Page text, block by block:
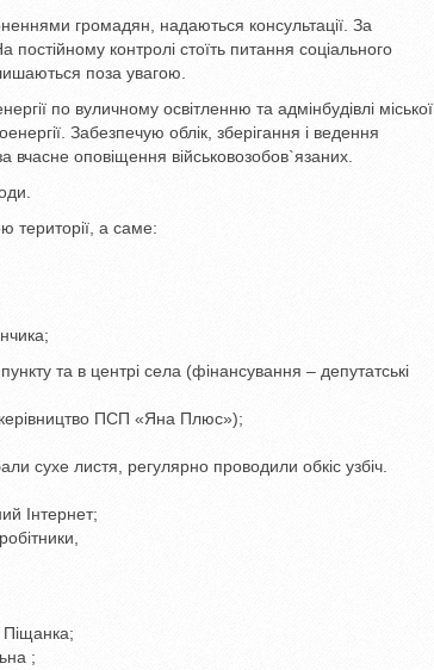
громадян, надаються консультації. За
контролі стоїть питання соціального
поза увагою.
по вуличному освітленню та адмінбудівлі міської
Забезпечую облік, зберігання і ведення
вчасне оповіщення військовозобов`язаних.
території, а саме:
та в центрі села (фінансування – депутатські
керівництво ПСП «Яна Плюс»);
сухе листя, регулярно проводили обкіс узбіч.
Інтернет;
Піщанка;
;